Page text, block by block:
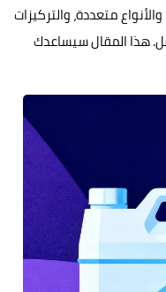
متعددة، والتركيزات
هذا المقال سيساعدك